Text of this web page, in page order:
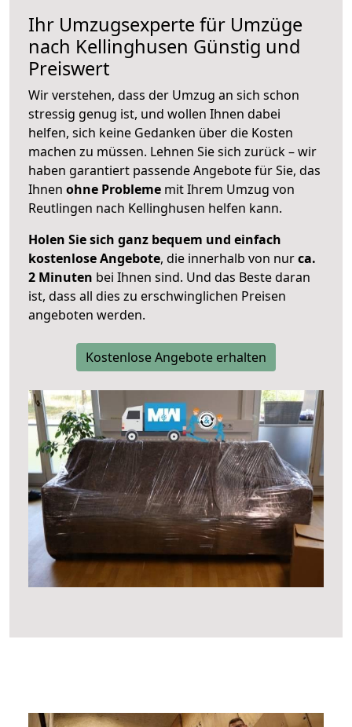
Ihr Umzugsexperte für Umzüge
nach Kellinghusen Günstig und
Preiswert
Wir verstehen, dass der Umzug an sich schon
stressig genug ist, und wollen Ihnen dabei
helfen, sich keine Gedanken über die Kosten
machen zu müssen. Lehnen Sie sich zurück – wir
haben garantiert passende Angebote für Sie, das
Ihnen ohne Probleme mit Ihrem Umzug von
Reutlingen nach Kellinghusen helfen kann.
Holen Sie sich ganz bequem und einfach
kostenlose Angebote, die innerhalb von nurca.
2 Minuten bei Ihnen sind. Und das Beste daran
ist, dass all dies zu erschwinglichen Preisen
angeboten werden.
Kostenlose Angebote erhalten